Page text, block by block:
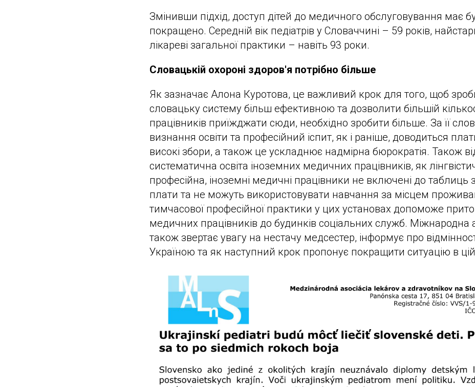
Змінивши підхід, доступ дітей до медичного обслуговування має
покращено. Середній вік педіатрів у Словаччині – 59 років,
лікареві загальної практики – навіть 93 роки.
Словацькій охороні здоров'я потрібно більше
Як зазначає Алона Куротова, це важливий крок для того, щоб
словацьку систему більш ефективною та дозволити більшій
працівників приїжджати сюди, необхідно зробити більше. За її
визнання освіти та професійний іспит, як і раніше, доводиться
високі збори, а також це ускладнює надмірна бюрократія. Також
систематична освіта іноземних медичних працівників, як
професійна, іноземні медичні працівники не включені до таблиць
плати та не можуть використовувати навчання за місцем
тимчасової професійної практики у цих установах допоможе
медичних працівників до будинків соціальних служб. Міжнародна
також звертає увагу на нестачу медсестер, інформує про
Україною та як наступний крок пропонує покращити ситуацію в цій